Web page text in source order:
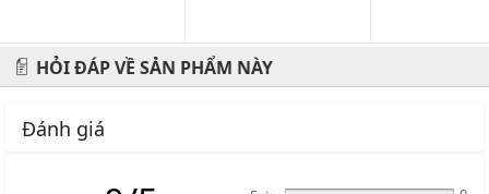
HỎI ĐÁP VỀ SẢN PHẨM NÀY
Đánh giá